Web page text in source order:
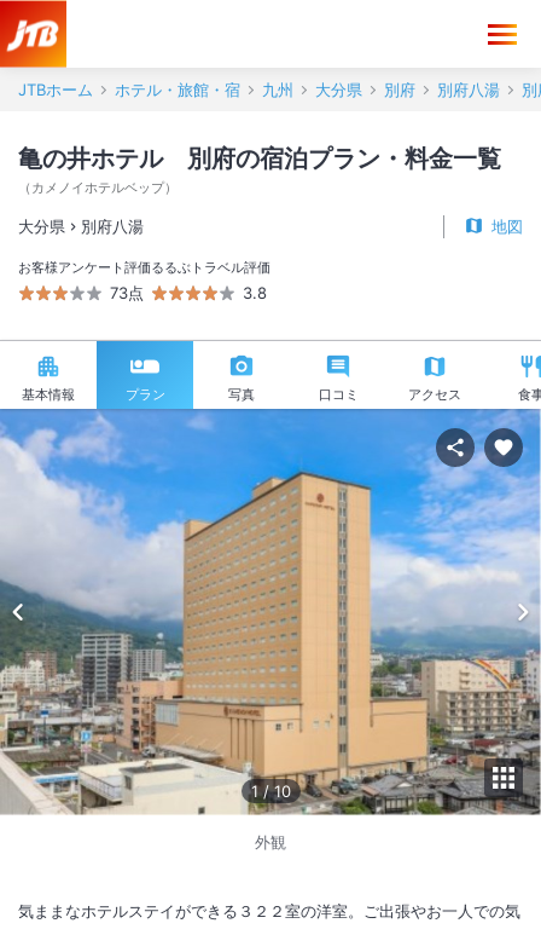
JTBホーム ホテル・旅館・宿 九州 大分県 別府 別府八湯
亀の井ホテル 別府の宿泊プラン・料金一覧
（ カメノイホテルベップ）
大分県 別府八湯 地図
お客様アンケート評価
73点
るるぶトラベル評価
3.8
基本情報 プラン 写真 口コミ アクセス 食
1 /10
外観
気ままなホテルステイができる３２２室の洋室。ご出張やお一人での気